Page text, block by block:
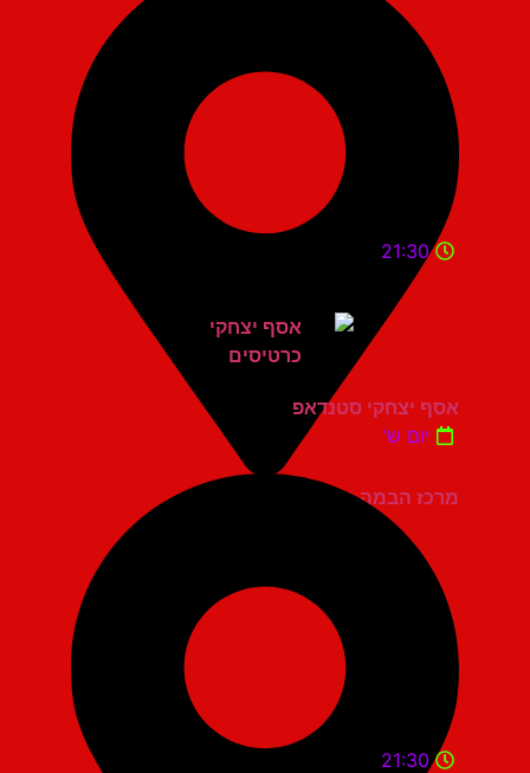
מרכז הבמה גני תקווה
21:30
אסף יצחקי סטנדאפ
יום ש'
21:30